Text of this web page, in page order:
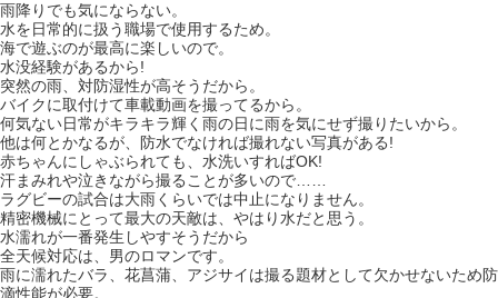
雨降りでも気にならない。
水を日常的に扱う職場で使用するため。
海で遊ぶのが最高に楽しいので。
水没経験があるから!
突然の雨、対防湿性が高そうだから。
バイクに取付けて車載動画を撮ってるから。
何気ない日常がキラキラ輝く雨の日に雨を気にせず撮りたいから。
他は何とかなるが、防水でなければ撮れない写真がある!
赤ちゃんにしゃぶられても、水洗いすればOK!
汗まみれや泣きながら撮ることが多いので……
ラグビーの試合は大雨くらいでは中止になりません。
精密機械にとって最大の天敵は、やはり水だと思う。
水濡れが一番発生しやすそうだから
全天候対応は、男のロマンです。
雨に濡れたバラ、花菖蒲、アジサイは撮る題材として欠かせないため防
滴性能が必要。